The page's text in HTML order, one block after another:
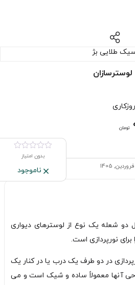
تومان
بدون امتیاز
ناموجود
دو شعله یک نوع از لوسترهای دیواری
نورپردازی است.
در دو طرف یک درب یا در کنار یک
آنها معمولاً ساده و شیک است و می